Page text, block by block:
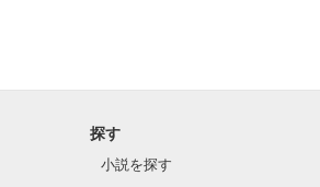
探す
小説を探す